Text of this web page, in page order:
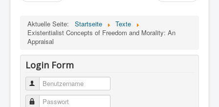
Aktuelle Seite: Startseite
Texte
Existentialist Concepts of Freedom and Morality: An
Appraisal
Login Form
Benutzername
Passwort